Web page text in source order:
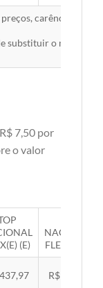
carências,
substituir o material
7,50 por
o valor
(E)
NACIONAL
FLEX(Q) (A)
R$ 451,33